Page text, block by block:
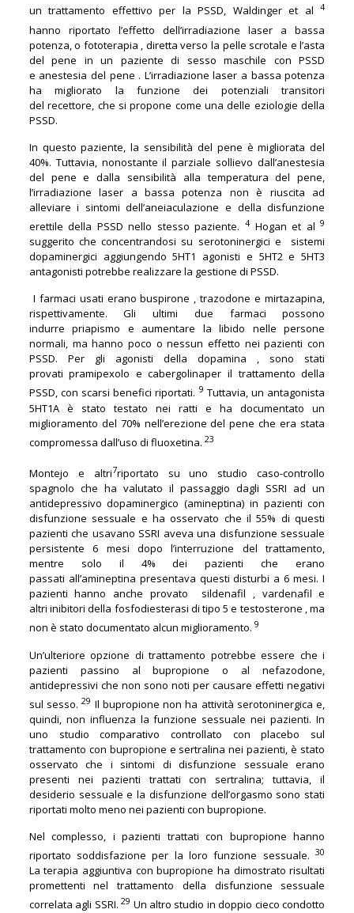
un trattamento effettivo per la PSSD, Waldinger et al4
hanno
riportato l’effetto dell’irradiazione laser a bassa
potenza, o fototerapia , diretta verso la pelle scrotale e l’asta
del pene in un paziente di sesso maschile con PSSD
e anestesia del pene . L’irradiazione laser a bassa potenza
ha migliorato la funzione dei potenziali transitori
del recettore, che si propone come una delle eziologie della
PSSD.
In questo paziente, la sensibilità del pene è migliorata del
40%. Tuttavia, nonostante il parziale sollievo dall’anestesia
del pene e dalla sensibilità alla temperatura del pene,
l’irradiazione laser a bassa potenza non è riuscita ad
alleviare i sintomi dell’aneiaculazione e della disfunzione
erettile della PSSD nello stesso paziente.4 Hogan et al9
suggerito che concentrandosi su serotoninergici e sistemi
dopaminergici aggiungendo 5HT1 agonisti e 5HT2 e 5HT3
antagonisti potrebbe realizzare la gestione di PSSD.
I farmaci usati erano buspirone , trazodone e mirtazapina,
rispettivamente. Gli ultimi due farmaci possono
indurre priapismo e aumentare la libido nelle persone
normali, ma hanno poco o nessun effetto nei pazienti con
PSSD. Per gli agonisti della dopamina , sono stati
provati pramipexolo e cabergolinaper il trattamento della
PSSD, con scarsi benefici riportati. 9 Tuttavia, un antagonista
5HT1A è stato testato nei ratti e ha documentato un
miglioramento del 70% nell’erezione del pene che era stata
compromessa dall’uso di fluoxetina. 23
Montejo e altri7riportato su uno studio caso-controllo
spagnolo che ha valutato il passaggio dagli SSRI ad un
antidepressivo dopaminergico (amineptina) in pazienti con
disfunzione sessuale e ha osservato che il 55% di questi
pazienti che usavano SSRI aveva una disfunzione sessuale
persistente 6 mesi dopo l’interruzione del trattamento,
mentre solo il 4% dei pazienti che erano
passati all’amineptina presentava questi disturbi a 6 mesi. I
pazienti hanno anche provato sildenafil , vardenafil e
altri inibitori della fosfodiesterasi di tipo 5 e testosterone , ma
non è stato documentato alcun miglioramento. 9
Un’ulteriore opzione di trattamento potrebbe essere che i
pazienti passino al bupropione o al nefazodone,
antidepressivi che non sono noti per causare effetti negativi
sul sesso.29 Il bupropione non ha attività serotoninergica e,
quindi, non influenza la funzione sessuale nei pazienti. In
uno studio comparativo controllato con placebo sul
trattamento con bupropione e sertralina nei pazienti, è stato
osservato che i sintomi di disfunzione sessuale erano
presenti nei pazienti trattati con sertralina; tuttavia, il
desiderio sessuale e la disfunzione dell’orgasmo sono stati
riportati molto meno nei pazienti con bupropione.
Nel complesso, i pazienti trattati con bupropione hanno
riportato soddisfazione per la loro funzione sessuale.30
La terapia aggiuntiva con bupropione ha dimostrato risultati
promettenti nel trattamento della disfunzione sessuale
correlata agli SSRI.29 Un altro studio in doppio cieco condotto